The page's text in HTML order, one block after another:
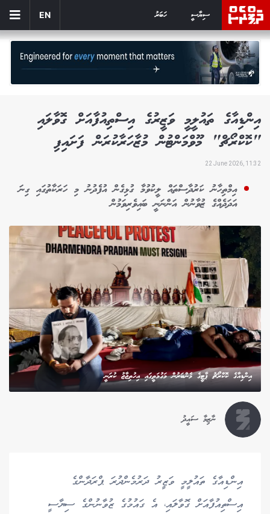
ސިޔާސީ ހަބަރު EN
އިންޑިއާގެ ތައުލީމީ ވަޒީރުގެ އިސްތިއުފާއަށް ގޮވާލައި
"ކޮކްރޯޗް" މޫވްމަންޓުން މުޒާހަރާކުރަން ފަށައިފި
22 June 2026, 11:32
އިމްތިހާނު ކަރުދާސްތައް ލީކުވުމާ ގުޅިގެން އުފެދުނު މި ހަރަކާތުގައި ގިނަ
އަދަދެއްގެ ޒުވާނުން އަންނަނީ ބައިވެރިވަމުން
އިންޑިއާގެ ކޮކްރޯޗު ޕާޓީގެ މެންބަރުން މަގުމަތީގައި އިހުތިޖާޖު ކުރަނީ
ނާޒިމާ ސައީދު
އިންޑިއާގެ ތައުލީމީ ވަޒީރު ދަރުމެންދުރަ ޕްރަދާންގެ
އިސްތިއުފާއަށް ގޮވާލައި، އެ ގައުމުގެ ޒުވާނުންގެ ސިޔާސީ